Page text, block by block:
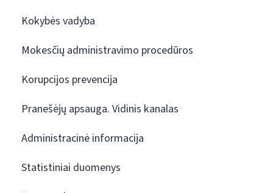
Kokybės vadyba
Mokesčių administravimo procedūros
Korupcijos prevencija
Pranešėjų apsauga. Vidinis kanalas
Administracinė informacija
Statistiniai duomenys